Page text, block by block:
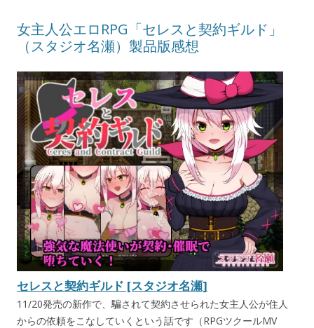
女主人公エロRPG「セレスと契約ギルド」
（スタジオ名瀬）製品版感想
セレスと契約ギルド [スタジオ名瀬]
11/20発売の新作で、騙されて契約させられた女主人公が住人
からの依頼をこなしていくという話です（RPGツクールMV